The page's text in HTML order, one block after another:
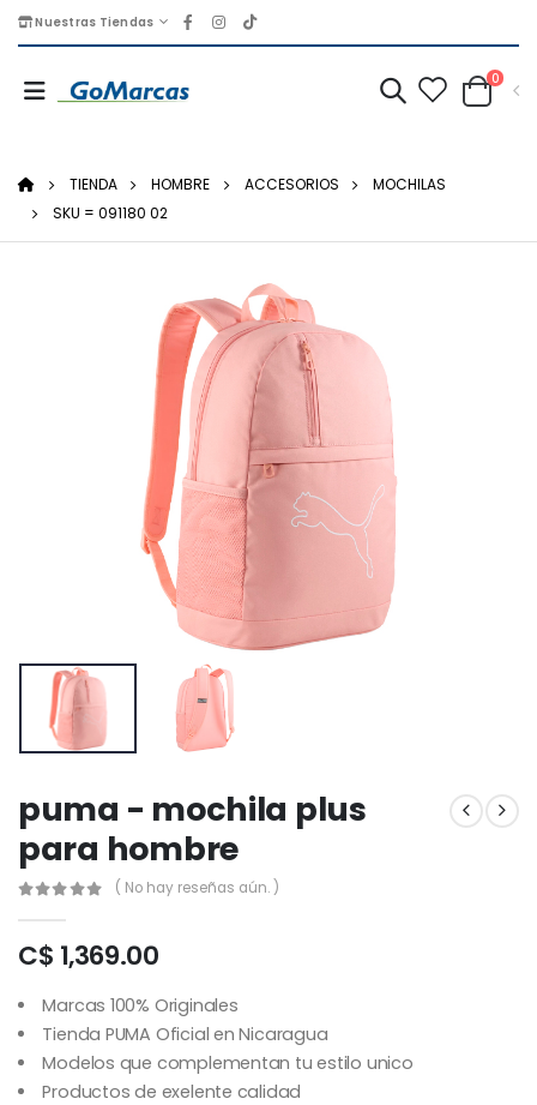
Nuestras Tiendas
0
TIENDA HOMBRE ACCESORIOS
MOCHILAS
SKU = 091180 02
puma - mochila plus
para hombre
( No hay reseñas aún. )
C$ 1,369.00
Marcas 100% Originales
Tienda PUMA Oficial en Nicaragua
Modelos que complementan tu estilo unico
Productos de exelente calidad